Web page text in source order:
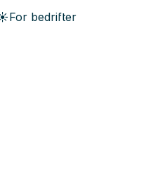
For bedrifter